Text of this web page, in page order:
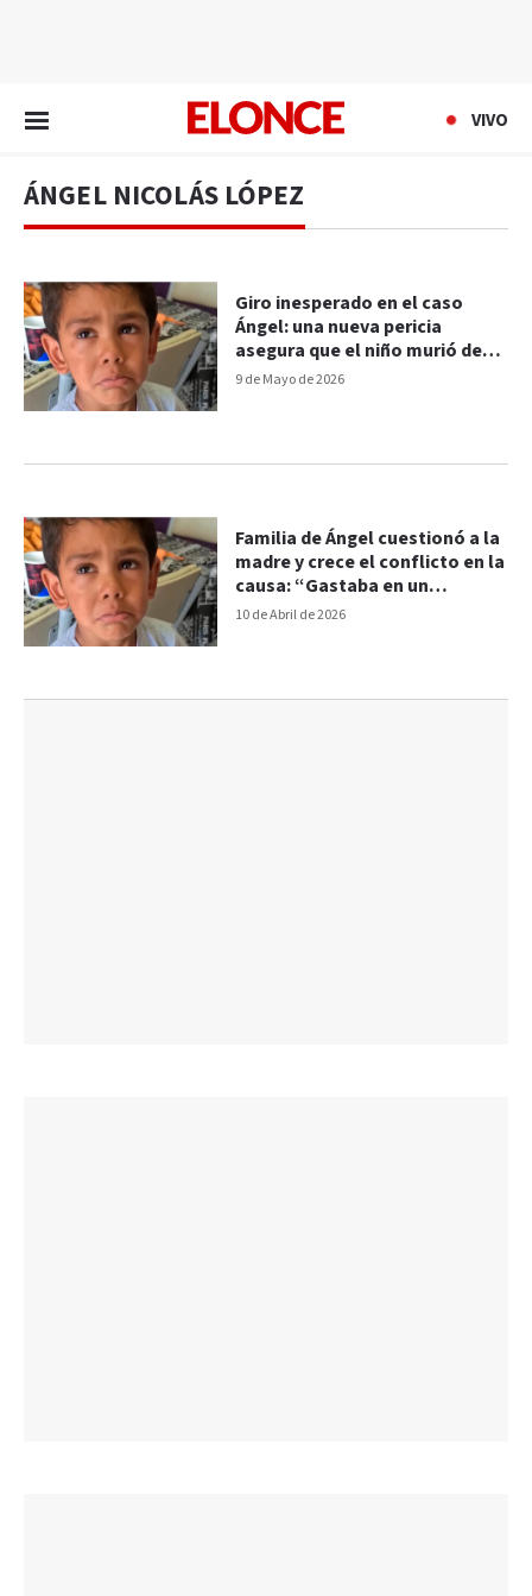
VIVO
ÁNGEL NICOLÁS LÓPEZ
9 de Mayo de 2026
Giro inesperado en el caso
Ángel: una nueva pericia
asegura que el niño murió de
neumonía
10 de Abril de 2026
Familia de Ángel cuestionó a la
madre y crece el conflicto en la
causa: “Gastaba en un
abogado y no en su hijo”